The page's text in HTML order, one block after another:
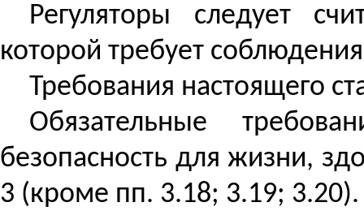
Регуляторы следует
которой требует
Требования настоящего
Обязательные
безопасность для жизни,
3 (кроме пп. 3.18; 3.19; 3.20).